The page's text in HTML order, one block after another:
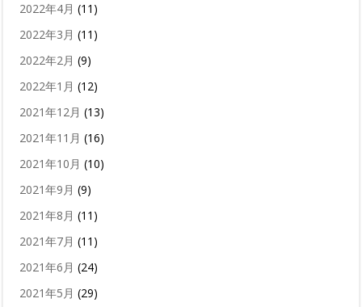
2022年4月 (11)
2022年3月 (11)
2022年2月 (9)
2022年1月 (12)
2021年12月 (13)
2021年11月 (16)
2021年10月 (10)
2021年9月 (9)
2021年8月 (11)
2021年7月 (11)
2021年6月 (24)
2021年5月 (29)